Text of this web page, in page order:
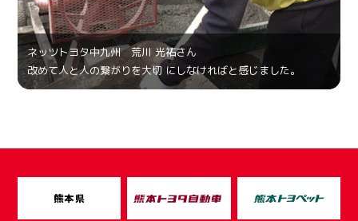
ネッツトヨタ中九州 荒川 光祐さん
改めて人と人の繋がりを大切 にしなければと感じました。